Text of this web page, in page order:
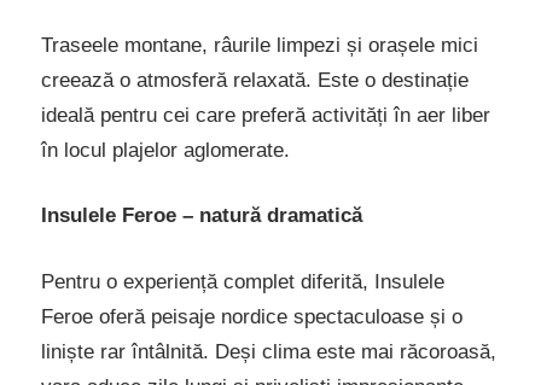
Traseele montane, râurile limpezi și orașele mici
creează o atmosferă relaxată. Este o destinație
ideală pentru cei care preferă activități în aer liber
în locul plajelor aglomerate.
Insulele Feroe – natură dramatică
Pentru o experiență complet diferită, Insulele
Feroe oferă peisaje nordice spectaculoase și o
liniște rar întâlnită. Deși clima este mai răcoroasă,